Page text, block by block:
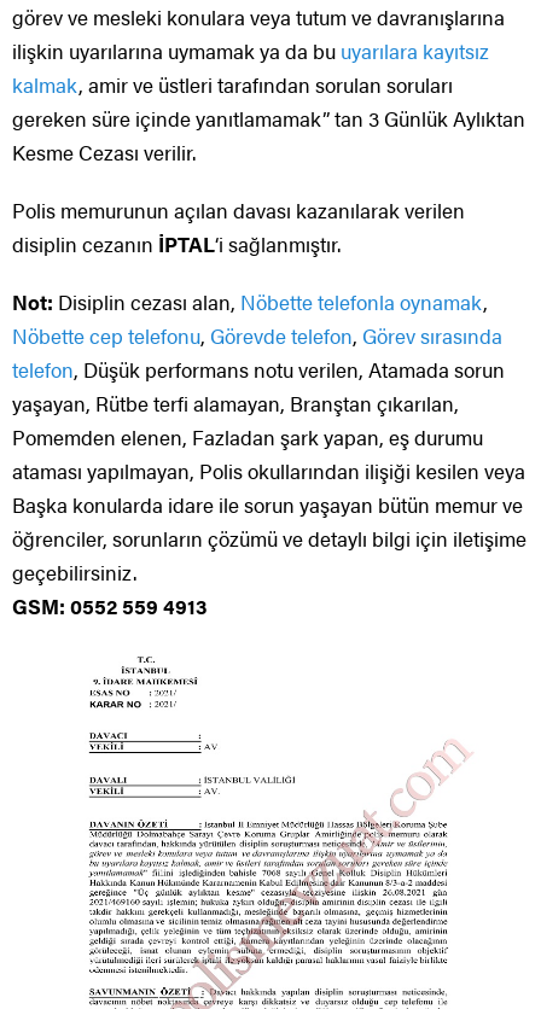
görev ve mesleki konulara veya tutum ve davranışlarına
ilişkin uyarılarına uymamak ya da bu uyarılara kayıtsız
kalmak, amir ve üstleri tarafından sorulan soruları
gereken süre içinde yanıtlamamak” tan 3 Günlük Aylıktan
Kesme Cezası verilir.
Polis memurunun açılan davası kazanılarak verilen
disiplin cezanın İPTAL‘i sağlanmıştır.
Not: Disiplin cezası alan, Nöbette telefonla oynamak,
Nöbette cep telefonu, Görevde telefon, Görev sırasında
telefon, Düşük performans notu verilen, Atamada sorun
yaşayan, Rütbe terfi alamayan, Branştan çıkarılan,
Pomemden elenen, Fazladan şark yapan, eş durumu
ataması yapılmayan, Polis okullarından ilişiği kesilen veya
Başka konularda idare ile sorun yaşayan bütün memur ve
öğrenciler, sorunların çözümü ve detaylı bilgi için iletişime
geçebilirsiniz.
GSM: 0552 559 4913